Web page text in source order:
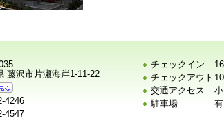
藤沢市片瀬海岸1-11-22
4246
4547
チェックイン
チェックアウト
交通アクセス
駐車場